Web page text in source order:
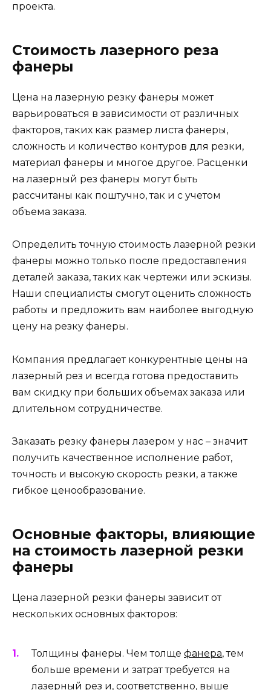
проекта.
Стоимость лазерного реза
фанеры
Цена на лазерную резку фанеры может
варьироваться в зависимости от различных
факторов, таких как размер листа фанеры,
сложность и количество контуров для резки,
материал фанеры и многое другое. Расценки
на лазерный рез фанеры могут быть
рассчитаны как поштучно, так и с учетом
объема заказа.
Определить точную стоимость лазерной резки
фанеры можно только после предоставления
деталей заказа, таких как чертежи или эскизы.
Наши специалисты смогут оценить сложность
работы и предложить вам наиболее выгодную
цену на резку фанеры.
Компания предлагает конкурентные цены на
лазерный рез и всегда готова предоставить
вам скидку при больших объемах заказа или
длительном сотрудничестве.
Заказать резку фанеры лазером у нас – значит
получить качественное исполнение работ,
точность и высокую скорость резки, а также
гибкое ценообразование.
Основные факторы, влияющие
на стоимость лазерной резки
фанеры
Цена лазерной резки фанеры зависит от
нескольких основных факторов:
Толщины фанеры. Чем толще фанера, тем
больше времени и затрат требуется на
лазерный рез и, соответственно, выше